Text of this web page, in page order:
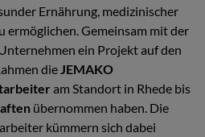
Ernährung, medizinischer
ermöglichen. Gemeinsam mit der
ein Projekt auf den
die JEMAKO
am Standort in Rhede bis
übernommen haben. Die
kümmern sich dabei